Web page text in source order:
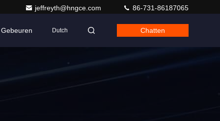
jeffreyth@hngce.com 86-731-86187065
Gebeuren Dutch Chatten